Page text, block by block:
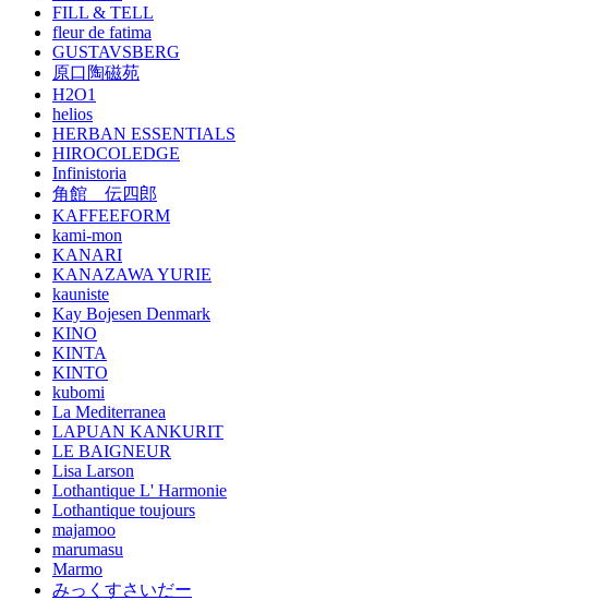
FILL & TELL
fleur de fatima
GUSTAVSBERG
原口陶磁苑
H2O1
helios
HERBAN ESSENTIALS
HIROCOLEDGE
Infinistoria
角館 伝四郎
KAFFEEFORM
kami-mon
KANARI
KANAZAWA YURIE
kauniste
Kay Bojesen Denmark
KINO
KINTA
KINTO
kubomi
La Mediterranea
LAPUAN KANKURIT
LE BAIGNEUR
Lisa Larson
Lothantique L' Harmonie
Lothantique toujours
majamoo
marumasu
Marmo
みっくすさいだー